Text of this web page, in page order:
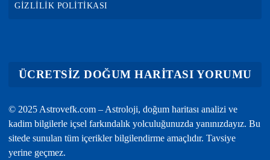
GİZLİLİK POLİTİKASI
ÜCRETSİZ DOĞUM HARİTASI YORUMU
© 2025 Astrovefk.com – Astroloji, doğum haritası analizi ve
kadim bilgilerle içsel farkındalık yolculuğunuzda yanınızdayız. Bu
sitede sunulan tüm içerikler bilgilendirme amaçlıdır. Tavsiye
yerine geçmez.